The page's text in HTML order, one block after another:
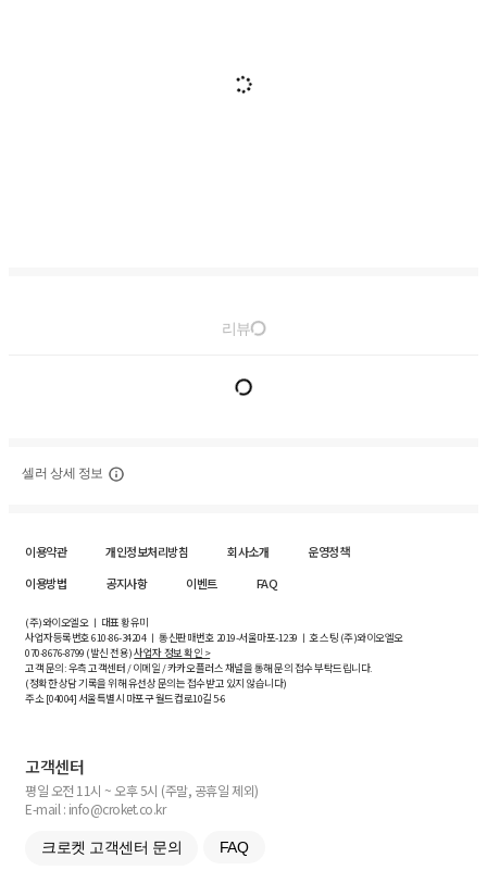
리뷰
셀러 상세 정보
이용약관 개인정보처리방침 회사소개
운영정책
이용방법
공지사항 이벤트 FAQ
(주)와이오엘오 ㅣ 대표 황유미
사업자등록번호610-86-34204ㅣ 통신판매번호 2019-서울마포-1239 ㅣ 호스팅 (주)와이오엘오
070-8676-8799 (발신 전용)사업자 정보 확인 >
고객 문의: 우측 고객센터 / 이메일 / 카카오플러스 채널을 통해 문의 접수 부탁드립니다.
(정확한 상담 기록을 위해 유선상 문의는 접수받고 있지 않습니다)
주소 [04004] 서울특별시 마포구 월드컵로10길5-6
고객센터
평일 오전 11시 ~ 오후 5시 (주말, 공휴일 제외)
E-mail : info@croket.co.kr
크로켓 고객센터 문의 FAQ